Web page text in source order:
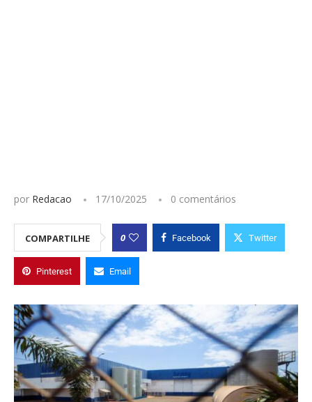
por Redacao 17/10/2025 0 comentários
COMPARTILHE 0 Facebook Twitter
Pinterest Email